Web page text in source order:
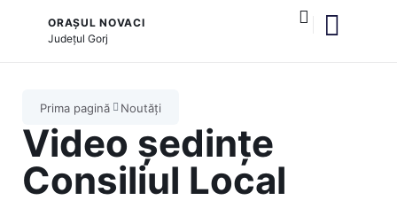
ORAȘUL NOVACI
JudețulGorj
Prima pagină Noutăți
Video ședințe
Consiliul Local